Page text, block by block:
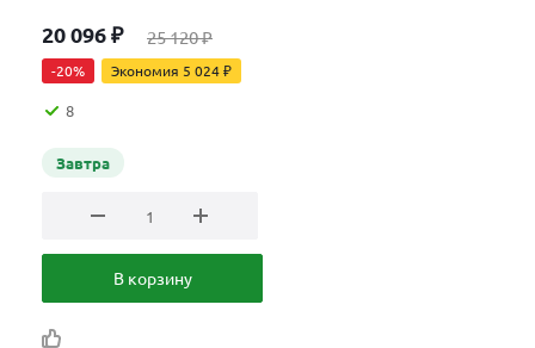
20 096₽ 25 120₽
-20% Экономия 5 024₽
8
Завтра
В корзину